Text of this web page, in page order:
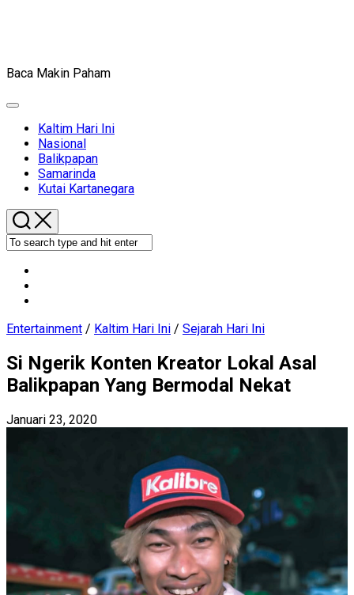
Baca Makin Paham
Expand
Current
Page
Parent
Kaltim Hari Ini
Nasional
Balikpapan
Samarinda
Kutai Kartanegara
Entertainment / Kaltim Hari Ini / Sejarah Hari Ini
Si Ngerik Konten Kreator Lokal Asal
Balikpapan Yang Bermodal Nekat
Januari 23, 2020